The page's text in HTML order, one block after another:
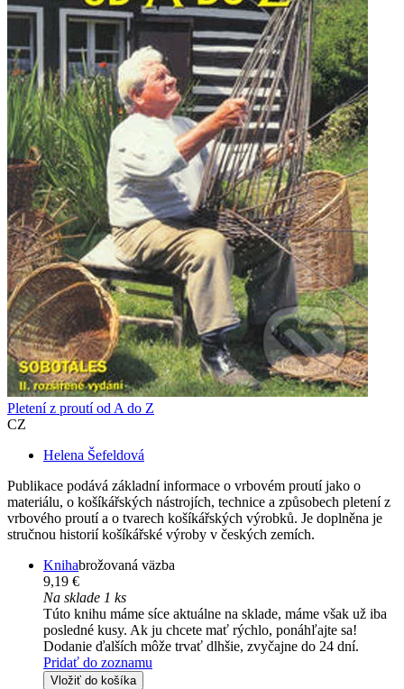
Pletení z proutí od A do Z
CZ
Helena Šefeldová
Publikace podává základní informace o vrbovém proutí jako o
materiálu, o košíkářských nástrojích, technice a způsobech pletení z
vrbového proutí a o tvarech košíkářských výrobků. Je doplněna je
stručnou historií košíkářské výroby v českých zemích.
Knihabrožovaná väzba
9,19 €
Na sklade 1 ks
Túto knihu máme síce aktuálne na sklade, máme však už iba
posledné kusy. Ak ju chcete mať rýchlo, ponáhľajte sa!
Dodanie ďalších môže trvať dlhšie, zvyčajne do 24 dní.
Pridať do zoznamu
Vložiť do košíka